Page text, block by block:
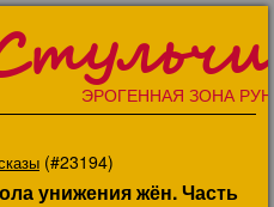
ЭРОГЕННАЯ ЗОНА
(#23194)
унижения жён. Часть